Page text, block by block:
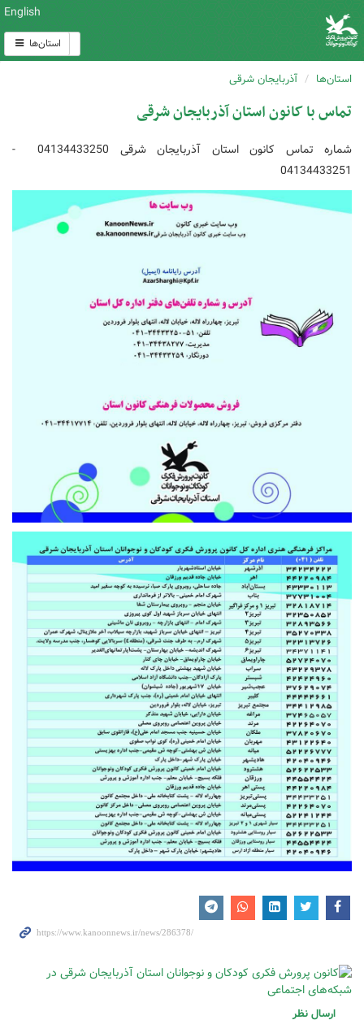
English
استان‌ها
استان‌ها آذربایجان شرقی
تماس با کانون استان آذربایجان شرقی
شماره تماس کانون استان آذربایجان شرقی 04134433250 -
04134433251
ارسال نظر